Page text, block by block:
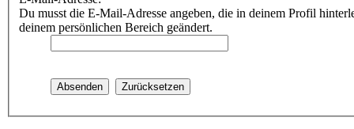
Du musst die E-Mail-Adresse angeben, die in deinem Profil
deinem persönlichen Bereich geändert.